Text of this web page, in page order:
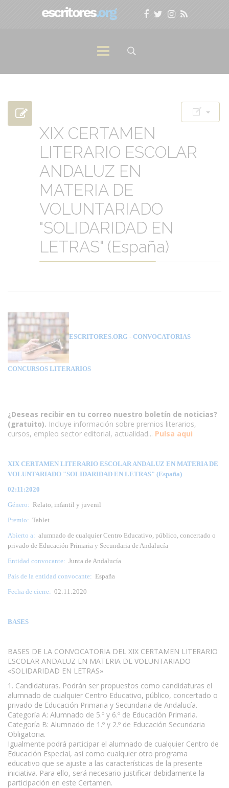
XIX CERTAMEN
LITERARIO ESCOLAR
ANDALUZ EN
MATERIA DE
VOLUNTARIADO
"SOLIDARIDAD EN
LETRAS" (España)
ESCRITORES.ORG - CONVOCATORIAS
CONCURSOS LITERARIOS
¿Deseas recibir en tu correo nuestro boletín de noticias?
(gratuito). Incluye información sobre premios literarios,
cursos, empleo sector editorial, actualidad... Pulsa aqui
XIX CERTAMEN LITERARIO ESCOLAR ANDALUZ EN MATERIA DE
VOLUNTARIADO "SOLIDARIDAD EN LETRAS" (España)
02:11:2020
Género: Relato, infantil y juvenil
Premio: Tablet
Abierto a: alumnado de cualquier Centro Educativo, público, concertado o
privado de Educación Primaria y Secundaria de Andalucía
Entidad convocante: Junta de Andalucía
País de la entidad convocante: España
Fecha de cierre: 02:11:2020
BASES
BASES DE LA CONVOCATORIA DEL XIX CERTAMEN LITERARIO
ESCOLAR ANDALUZ EN MATERIA DE VOLUNTARIADO
«SOLIDARIDAD EN LETRAS»
1. Candidaturas. Podrán ser propuestos como candidaturas el
alumnado de cualquier Centro Educativo, público, concertado o
privado de Educación Primaria y Secundaria de Andalucía.
Categoría A: Alumnado de 5.º y 6.º de Educación Primaria.
Categoría B: Alumnado de 1.º y 2.º de Educación Secundaria
Obligatoria.
Igualmente podrá participar el alumnado de cualquier Centro de
Educación Especial, así como cualquier otro programa
educativo que se ajuste a las características de la presente
iniciativa. Para ello, será necesario justificar debidamente la
participación en este Certamen.